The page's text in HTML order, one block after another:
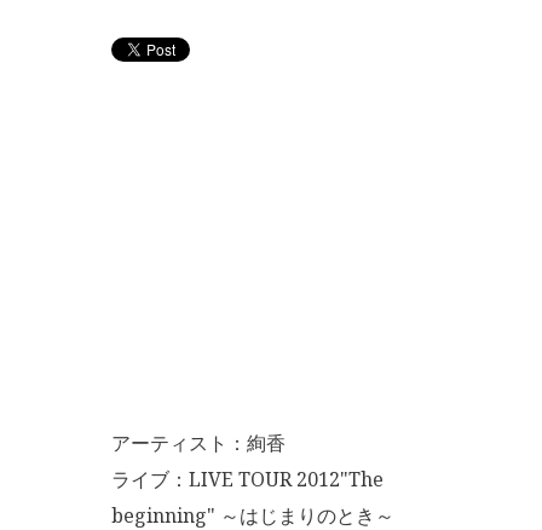
アーティスト：絢香
ライブ：LIVE TOUR 2012"The
beginning" ～はじまりのとき～